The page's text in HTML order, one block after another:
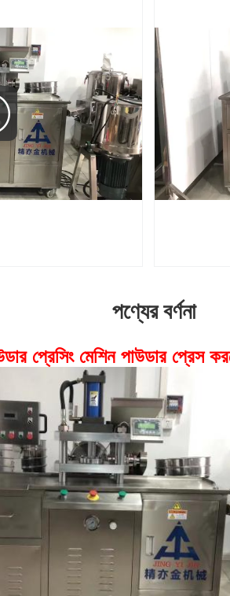
পণ্যের বর্ণনা
প্রেসিং মেশিন পাউডার প্রেস